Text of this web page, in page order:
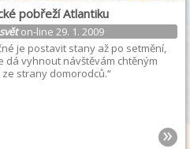
pobřeží Atlantiku
on-line 29. 1. 2009
je postavit stany až po setmění,
dá vyhnout návštěvám chtěným
strany domorodců.“
»